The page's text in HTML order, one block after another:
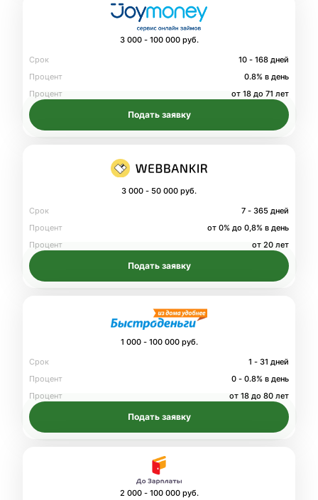
3 000 - 100 000 руб.
Срок
10 - 168 дней
Процент
0.8% в день
Процент
от 18 до 71 лет
Подать заявку
3 000 - 50 000 руб.
Срок
7 - 365 дней
Процент
от 0% до 0,8% в день
Процент
от 20 лет
Подать заявку
1 000 - 100 000 руб.
Срок
1 - 31 дней
Процент
0 - 0.8% в день
Процент
от 18 до 80 лет
Подать заявку
2 000 - 100 000 руб.